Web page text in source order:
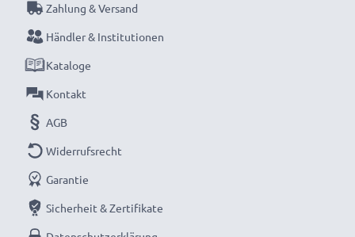
Zahlung & Versand
Händler & Institutionen
Kataloge
Kontakt
AGB
Widerrufsrecht
Garantie
Sicherheit & Zertifikate